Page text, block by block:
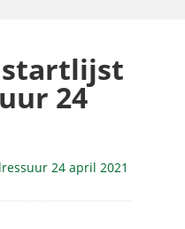
startlijst
24
24 april 2021